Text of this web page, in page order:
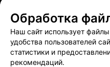
ЭФФЕКТИВНАЯ РЕКЛАМА НА
Обработка
Наш сайт использует
удобства пользователей
статистики и
рекомендаций.